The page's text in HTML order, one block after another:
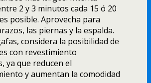
2 y 3 minutos cada 15 ó 20
posible. Aprovecha para
las piernas y la espalda.
considera la posibilidad de
con revestimiento
ya que reducen el
y aumentan la comodidad